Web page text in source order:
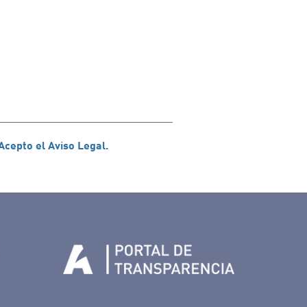
el Aviso Legal.
en Facebook
de Tenerife en Twitter
de Tenerife en Instagram
Whatsapp de Auditorio de Tenerife
al perfil de Auditorio de Tenerife en Youtube